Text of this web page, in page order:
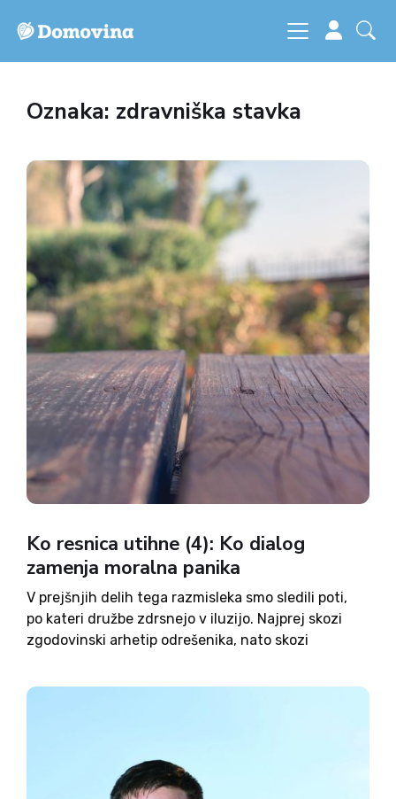
Oznaka: zdravniška stavka
Ko resnica utihne (4): Ko dialog
zamenja moralna panika
V prejšnjih delih tega razmisleka smo sledili poti,
po kateri družbe zdrsnejo v iluzijo. Najprej skozi
zgodovinski arhetip odrešenika, nato skozi
sodelujejo pri lastni prevari, in nazadnje skozi